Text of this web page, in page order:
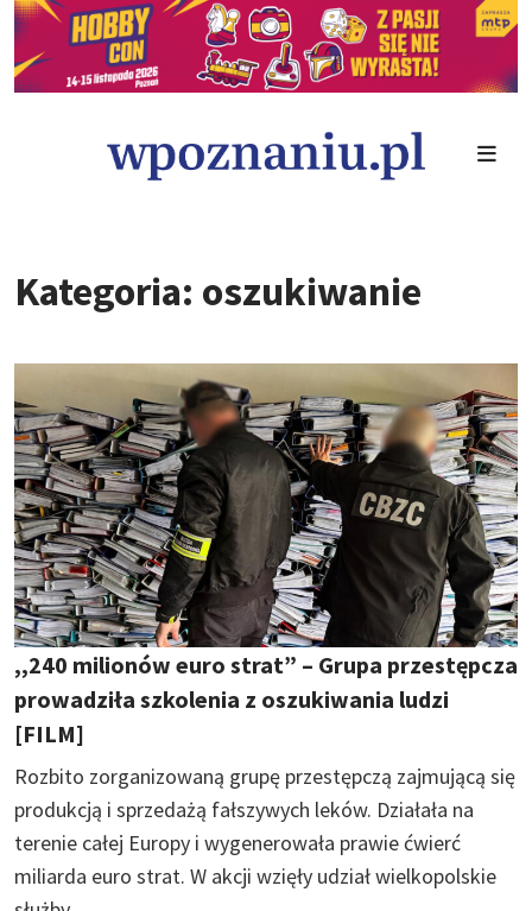
Kategoria: oszukiwanie
,,240 milionów euro strat” – Grupa przestępcza
prowadziła szkolenia z oszukiwania ludzi
[FILM]
Rozbito zorganizowaną grupę przestępczą zajmującą się
produkcją i sprzedażą fałszywych leków. Działała na
terenie całej Europy i wygenerowała prawie ćwierć
miliarda euro strat. W akcji wzięły udział wielkopolskie